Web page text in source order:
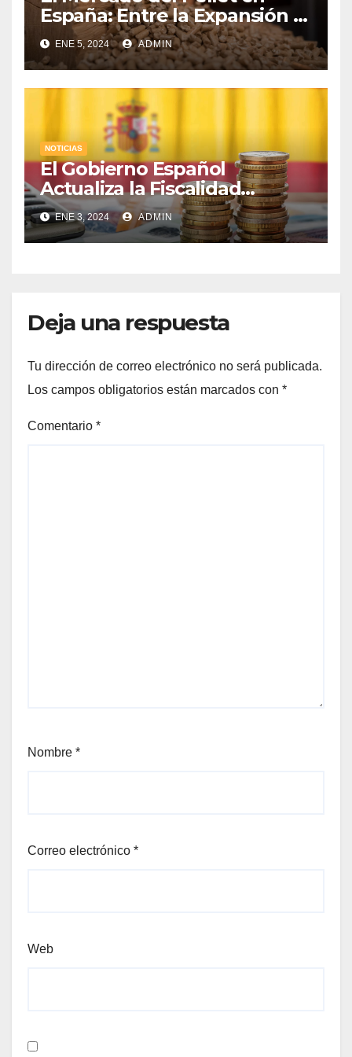
España: Entre la Expansión y
los Desafíos Económicos
ENE 5, 2024 ADMIN
NOTICIAS
El Gobierno Español
Actualiza la Fiscalidad
Energética: Impuestos,
Protección al Consumidor y
Apoyo a la Industria
ENE 3, 2024 ADMIN
Deja una respuesta
Tu dirección de correo electrónico no será publicada.
Los campos obligatorios están marcados con *
Comentario *
Nombre *
Correo electrónico *
Web